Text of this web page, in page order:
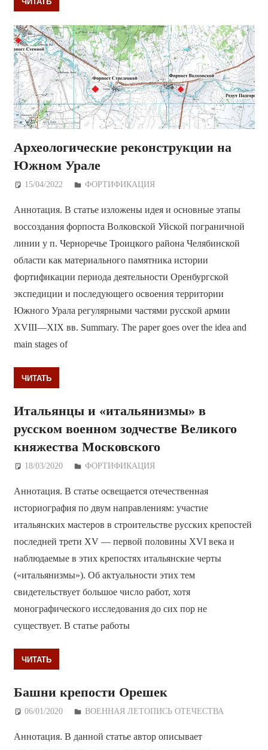
Археологические реконструкции на
Южном Урале
15/04/2022 Дежурный по Редакции
ФОРТИФИКАЦИЯ
Аннотация. В статье изложены идея и основные этапы
воссоздания форпоста Волковской Уйской пограничной
линии у п. Черноречье Троицкого района Челябинской
области как материального памятника истории
фортификации периода деятельности Оренбургской
экспедиции и последующего освоения территории
Южного Урала регулярными частями русской армии
XVIII—XIX вв. Summary. The paper goes over the idea and
main stages of
ЧИТАТЬ
Итальянцы и «итальянизмы» в
русском военном зодчестве Великого
княжества Московского
18/03/2020 Дежурный по Редакции
ФОРТИФИКАЦИЯ
Аннотация. В статье освещается отечественная
историография по двум направлениям: участие
итальянских мастеров в строительстве русских крепостей
последней трети XV — первой половины XVI века и
наблюдаемые в этих крепостях итальянские черты
(«итальянизмы»). Об актуальности этих тем
свидетельствует большое число работ, хотя
монографического исследования до сих пор не
существует. В статье работы
ЧИТАТЬ
Башни крепости Орешек
06/01/2020 Дежурный по Редакции
ВОЕННАЯ ЛЕТОПИСЬ ОТЕЧЕСТВА
Аннотация. В данной статье автор описывает